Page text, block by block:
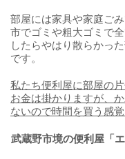
部屋には家具や家庭ご
市でゴミや粗大ゴミで
したらやはり散らかっ
です。
私たち便利屋に部屋の
お金は掛かりますが、
ないので時間を買う感
武蔵野市境の便利屋「